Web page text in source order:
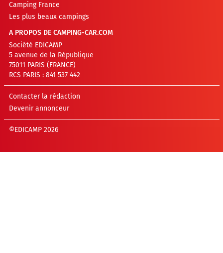
Camping France
Les plus beaux campings
A PROPOS DE CAMPING-CAR.COM
Société EDICAMP
5 avenue de la République
75011 PARIS (FRANCE)
RCS PARIS : 841 537 442
Contacter la rédaction
Devenir annonceur
©EDICAMP 2026